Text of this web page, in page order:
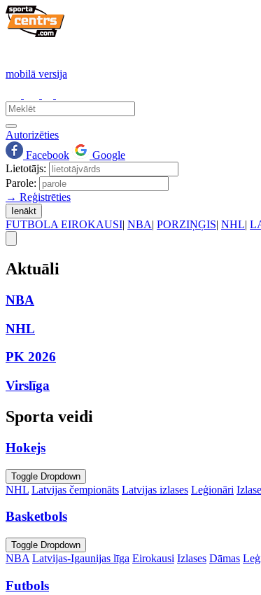
mobilā versija
Autorizēties
Facebook
Google
Lietotājs:
Parole:
→ Reģistrēties
Ienākt
FUTBOLA EIROKAUSI| NBA| PORZIŅĢIS| NHL|
Aktuāli
NBA
NHL
PK 2026
Virslīga
Sporta veidi
Hokejs
Toggle Dropdown
NHL Latvijas čempionāts Latvijas izlases Leģionāri
Basketbols
Toggle Dropdown
NBA Latvijas-Igaunijas līga Eirokausi Izlases Dāmas
Futbols